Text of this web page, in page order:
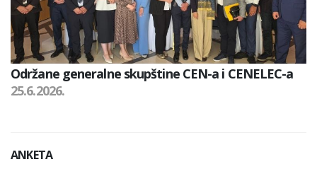
Održane generalne skupštine CEN-a i CENELEC-a
25.6.2026.
ANKETA